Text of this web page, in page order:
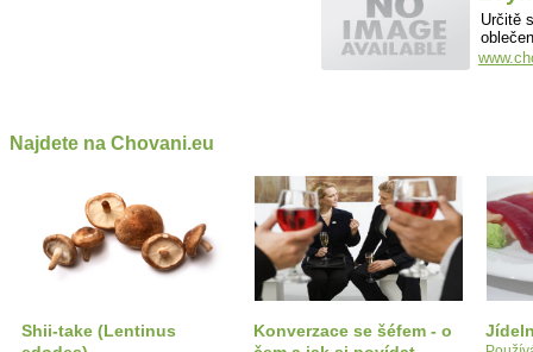
Určitě
Najdete na Chovani.eu
Shii-take (Lentinus
Konverzace se šéfem - o